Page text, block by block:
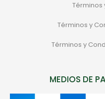
Términos
Términos y
Términos y
MEDIOS DE